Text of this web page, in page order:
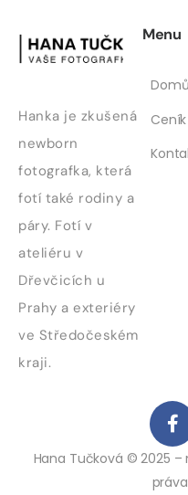
Hanka je zkušená
newborn
fotografka, která
fotí také rodiny a
páry. Fotí v
ateliéru v
Dřevčicích u
Prahy a exteriéry
ve Středočeském
kraji.
Menu
Domů
Ceník
Hana Tučková © 2025